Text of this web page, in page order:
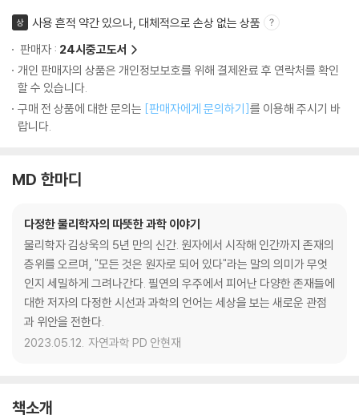
상
사용 흔적 약간 있으나, 대체적으로 손상 없는 상품
판매자 : 24시중고도서
개인 판매자의 상품은 개인정보보호를 위해 결제완료 후 연락처를 확인
할 수 있습니다.
구매 전 상품에 대한 문의는 [판매자에게 문의하기]를 이용해 주시기 바
랍니다.
MD 한마디
다정한 물리학자의 따뜻한 과학 이야기
물리학자 김상욱의 5년 만의 신간. 원자에서 시작해 인간까지 존재의
층위를 오르며, "모든 것은 원자로 되어 있다"라는 말의 의미가 무엇
인지 세밀하게 그려나간다. 필연의 우주에서 피어난 다양한 존재들에
대한 저자의 다정한 시선과 과학의 언어는 세상을 보는 새로운 관점
과 위안을 전한다.
2023.05.12. 자연과학 PD 안현재
책소개